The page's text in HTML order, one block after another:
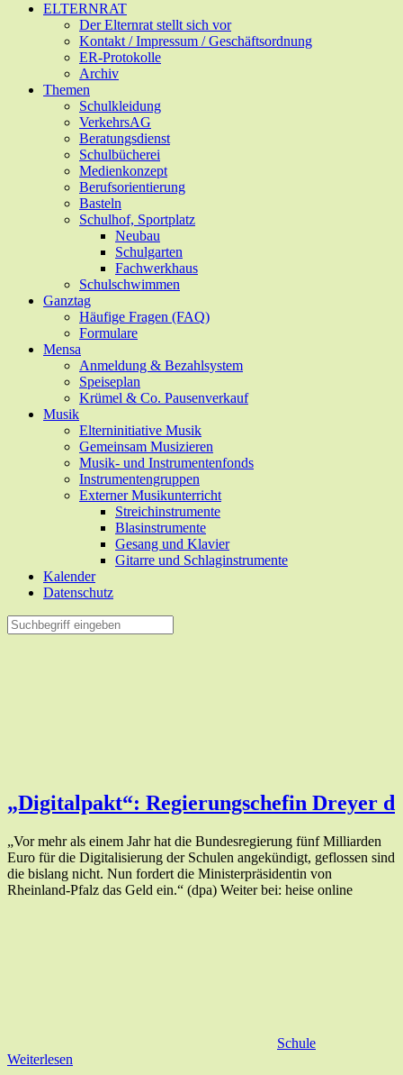
ELTERNRAT
Der Elternrat stellt sich vor
Kontakt / Impressum / Geschäftsordnung
ER-Protokolle
Archiv
Themen
Schulkleidung
VerkehrsAG
Beratungsdienst
Schulbücherei
Medienkonzept
Berufsorientierung
Basteln
Schulhof, Sportplatz
Neubau
Schulgarten
Fachwerkhaus
Schulschwimmen
Ganztag
Häufige Fragen (FAQ)
Formulare
Mensa
Anmeldung & Bezahlsystem
Speiseplan
Krümel & Co. Pausenverkauf
Musik
Elterninitiative Musik
Gemeinsam Musizieren
Musik- und Instrumentenfonds
Instrumentengruppen
Externer Musikunterricht
Streichinstrumente
Blasinstrumente
Gesang und Klavier
Gitarre und Schlaginstrumente
Kalender
Datenschutz
„Digitalpakt“: Regierungschefin Dreyer d
„Vor mehr als einem Jahr hat die Bundesregierung fünf Milliarden
Euro für die Digitalisierung der Schulen angekündigt, geflossen sind
die bislang nicht. Nun fordert die Ministerpräsidentin von
Rheinland-Pfalz das Geld ein.“ (dpa) Weiter bei: heise online
Schule
Weiterlesen